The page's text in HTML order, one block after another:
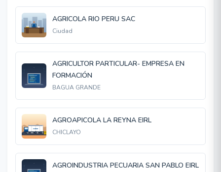
AGRICOLA RIO PERU SAC
Ciudad
AGRICULTOR PARTICULAR- EMPRESA EN
FORMACIÓN
BAGUA GRANDE
AGROAPICOLA LA REYNA EIRL
CHICLAYO
AGROINDUSTRIA PECUARIA SAN PABLO EIRL